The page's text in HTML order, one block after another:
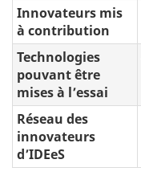
Innovateurs mis
à contribution
Technologies
pouvant être
mises à l’essai
Réseau des
innovateurs
d’IDEeS